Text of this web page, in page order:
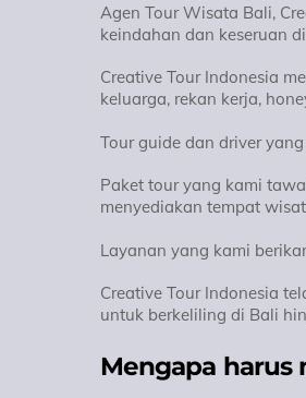
Agen Tour Wisata Bali,
keindahan dan keseruan
Creative Tour Indonesia
keluarga, rekan kerja,
Tour guide dan driver
Paket tour yang kami
menyediakan tempat
Layanan yang kami
Creative Tour Indonesia
untuk berkeliling di Bali
Mengapa harus